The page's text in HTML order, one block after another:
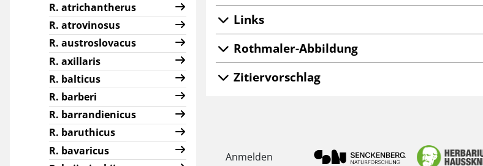
R. atrichantherus
R. atrovinosus
R. austroslovacus
R. axillaris
R. balticus
R. barberi
R. barrandienicus
R. baruthicus
R. bavaricus
Links
Rothmaler-Abbildung
Zitiervorschlag
Anmelden